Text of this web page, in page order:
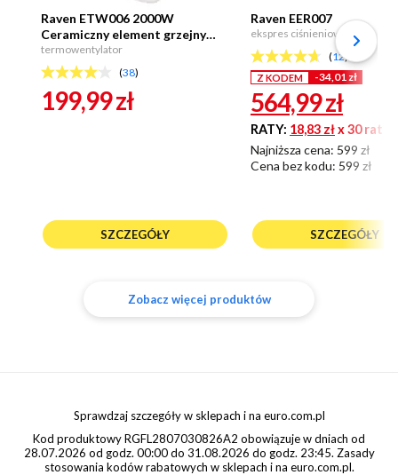
Raven ETW006 2000W
Ceramiczny element grzejny
Funkcja grzania i chłodzenia
termowentylator
(38)
199,99zł
SZCZEGÓŁY
Raven EER007
ekspres ciśnieniowy
(12)
Z KODEM -34,01 zł
564,99zł
RATY: 18,83 złx 30 rat
Najniższa cena: 599 zł
Cena bez kodu: 599 zł
SZCZEGÓŁY
Zobacz więcej produktów
Sprawdzaj szczegóły w sklepach i na euro.com.pl
Kod produktowy RGFL2807030826A2 obowiązuje w dniach od
28.07.2026 od godz. 00:00 do 31.08.2026 do godz. 23:45. Zasady
stosowania kodów rabatowych w sklepach i na euro.com.pl.